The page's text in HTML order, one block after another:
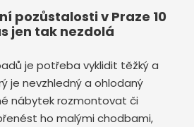
pozůstalosti v Praze 10
jen tak nezdolá
je potřeba vyklidit těžký a
je nevzhledný a ohlodaný
nábytek rozmontovat či
ho malými chodbami,